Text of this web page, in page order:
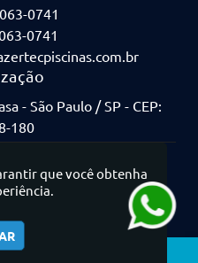
0741
0741
- São Paulo / SP - CEP:
180
que você obtenha